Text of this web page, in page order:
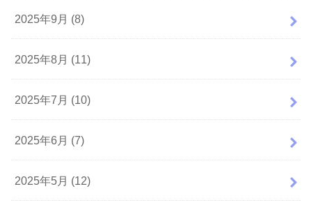
2025年9月 (8)
2025年8月 (11)
2025年7月 (10)
2025年6月 (7)
2025年5月 (12)